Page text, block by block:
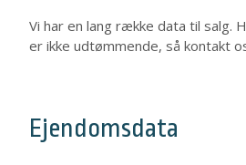
Vi har en lang række data til salg.
er ikke udtømmende, så kontakt
Ejendomsdata